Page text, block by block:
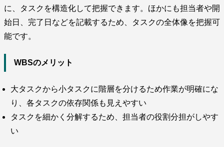
に、タスクを構造化して把握できます。ほかにも担当者や開
始日、完了日などを記載するため、タスクの全体像を把握可
能です。
WBSのメリット
大タスクから小タスクに階層を分けるため作業が明確にな
り、各タスクの依存関係も見えやすい
タスクを細かく分解するため、担当者の役割分担がしやす
い